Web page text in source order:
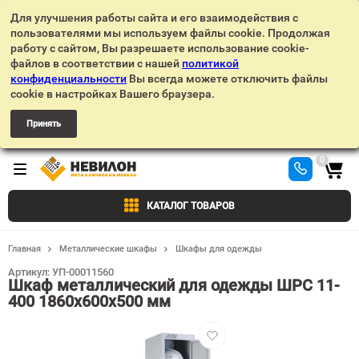
Для улучшения работы сайта и его взаимодействия с
пользователями мы используем файлы cookie. Продолжая
работу с сайтом, Вы разрешаете использование cookie-
файлов в соответствии с нашей политикой
конфиденциальности Вы всегда можете отключить файлы
cookie в настройках Вашего браузера.
Принять
КАТАЛОГ ТОВАРОВ
0
Главная Металлические шкафы Шкафы для одежды
Шкаф металлический для одежды ШРС 11-
400 1860х600х500 мм
Артикул: УП-00011560
Добавить
в